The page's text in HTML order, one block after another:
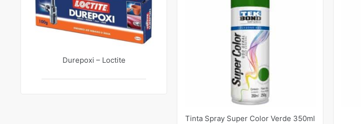
Durepoxi – Loctite
Tinta Spray Super Color Verde 350ml